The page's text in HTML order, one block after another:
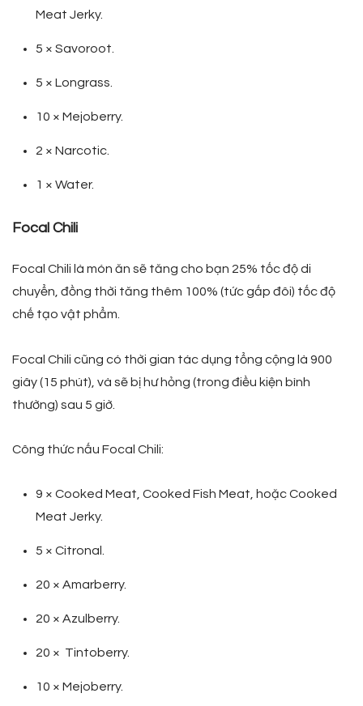
Meat Jerky.
5 × Savoroot.
5 × Longrass.
10 × Mejoberry.
2 × Narcotic.
1 × Water.
Focal Chili
Focal Chili là món ăn sẽ tăng cho bạn 25% tốc độ di
chuyển, đồng thời tăng thêm 100% (tức gấp đôi) tốc độ
chế tạo vật phẩm.
Focal Chili cũng có thời gian tác dụng tổng cộng là 900
giây (15 phút), và sẽ bị hư hỏng (trong điều kiện bình
thường) sau 5 giờ.
Công thức nấu Focal Chili:
9 × Cooked Meat, Cooked Fish Meat, hoặc Cooked
Meat Jerky.
5 × Citronal.
20 × Amarberry.
20 × Azulberry.
20 × Tintoberry.
10 × Mejoberry.